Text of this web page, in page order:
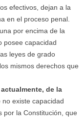
efectivos, dejan a la
en el proceso penal.
por encima de la
posee capacidad
leyes de grado
mismos derechos que
de la
no existe capacidad
por la Constitución, que